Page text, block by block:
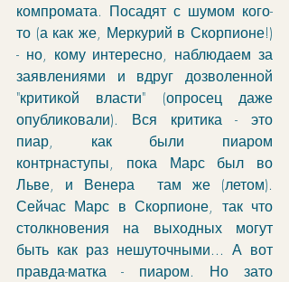
компромата. Посадят с шумом кого-
то (а как же, Меркурий в Скорпионе!)
- но, кому интересно, наблюдаем за
заявлениями и вдруг дозволенной
"критикой власти" (опросец даже
опубликовали). Вся критика - это
пиар, как были пиаром
контрнаступы, пока Марс был во
Льве, и Венера  там же (летом).
Сейчас Марс в Скорпионе, так что
столкновения на выходных могут
быть как раз нешуточными... А вот
правда-матка - пиаром. Но зато